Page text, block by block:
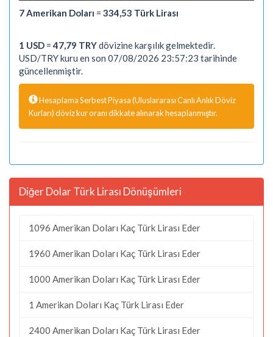
7 Amerikan Doları = 334,53 Türk Lirası
1 USD =47,79 TRYdövizine karşılık gelmektedir.
USD/TRY kuru en son 07/08/2026 23:57:23 tarihinde
güncellenmiştir.
Hesaplama Serbest Piyasa (Uluslararası Canlı Anlık Döviz
Kurları) döviz kur oranı dikkate alınarak hesaplanmıştır.
Diğer Dolar Türk Lirası Dönüşümleri
1096 Amerikan Doları Kaç Türk Lirası Eder
1960 Amerikan Doları Kaç Türk Lirası Eder
1000 Amerikan Doları Kaç Türk Lirası Eder
1 Amerikan Doları Kaç Türk Lirası Eder
2400 Amerikan Doları Kaç Türk Lirası Eder